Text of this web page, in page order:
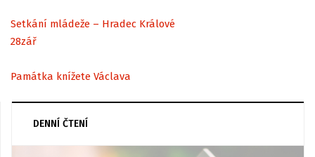
Setkání mládeže – Hradec Králové
28zář
Památka knížete Václava
DENNÍ ČTENÍ